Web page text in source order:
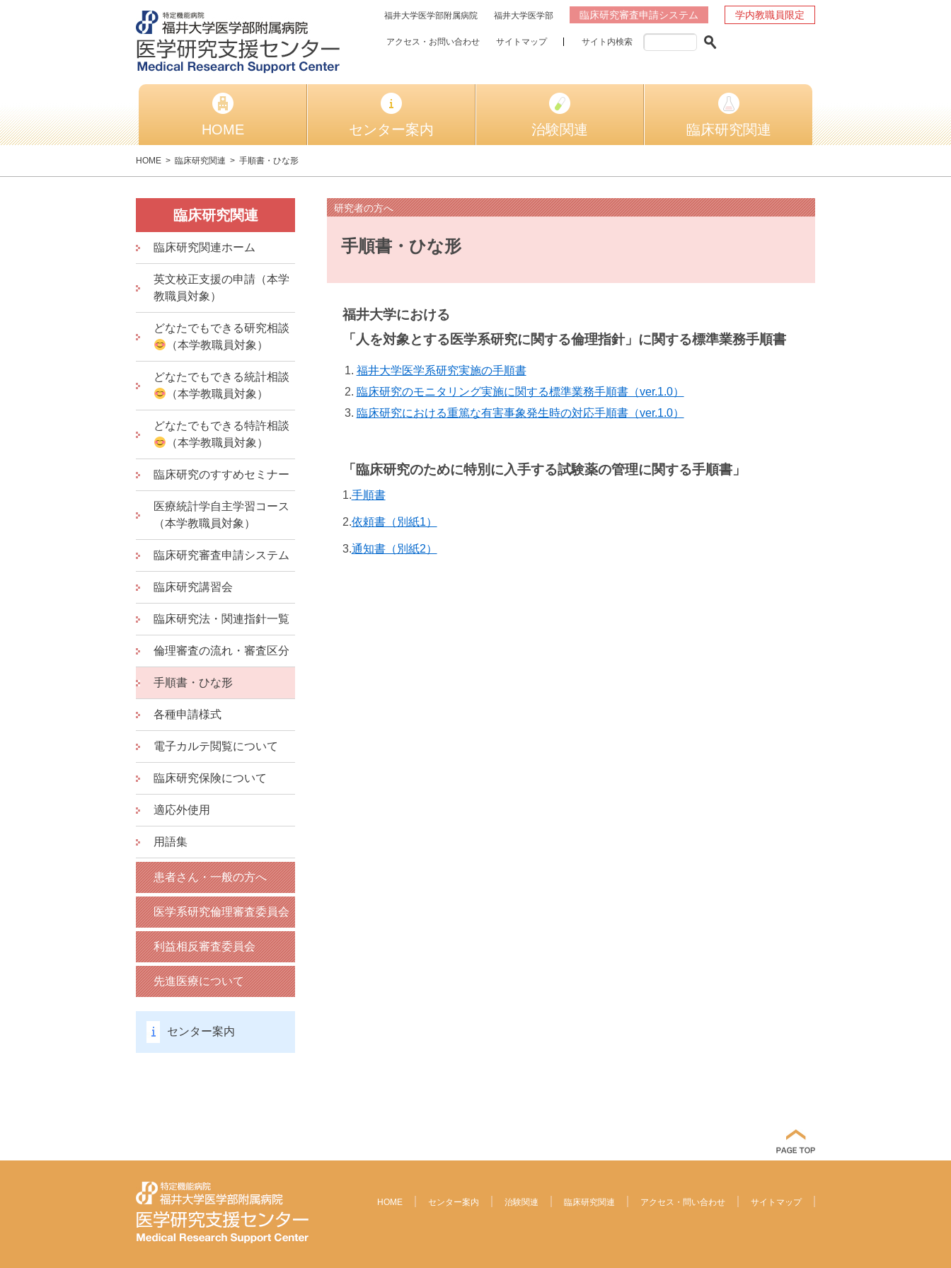
福井大学医学部附属病院 福井大学医学部 臨床研究審査申請システム 学内教職員限定
アクセス・お問い合わせ サイトマップ サイト内検索
HOME センター案内 治験関連 臨床研究関連
HOME > 臨床研究関連 > 手順書・ひな形
研究者の方へ
手順書・ひな形
福井大学における
「人を対象とする医学系研究に関する倫理指針」に関する標準業務手順書
福井大学医学系研究実施の手順書
臨床研究のモニタリング実施に関する標準業務手順書（ver.1.0）
臨床研究における重篤な有害事象発生時の対応手順書（ver.1.0）
「臨床研究のために特別に入手する試験薬の管理に関する手順書」
1.手順書
2.依頼書（別紙1）
3.通知書（別紙2）
臨床研究関連
臨床研究関連ホーム
英文校正支援の申請（本学
教職員対象）
どなたでもできる研究相談
（本学教職員対象）
どなたでもできる統計相談
（本学教職員対象）
どなたでもできる特許相談
（本学教職員対象）
臨床研究のすすめセミナー
医療統計学自主学習コース
（本学教職員対象）
臨床研究審査申請システム
臨床研究講習会
臨床研究法・関連指針一覧
倫理審査の流れ・審査区分
手順書・ひな形
各種申請様式
電子カルテ閲覧について
臨床研究保険について
適応外使用
用語集
患者さん・一般の方へ
医学系研究倫理審査委員会
利益相反審査委員会
先進医療について
センター案内
HOME センター案内 治験関連 臨床研究関連 アクセス・問い合わせ サイトマップ